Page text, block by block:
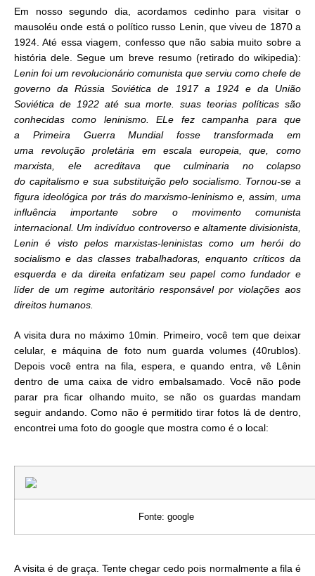
Em nosso segundo dia, acordamos cedinho para visitar o
mausoléu onde está o político russo Lenin, que viveu de 1870 a
1924. Até essa viagem, confesso que não sabia muito sobre a
história dele. Segue um breve resumo (retirado do wikipedia):
Lenin foi um revolucionário comunista que serviu como chefe de
governo da Rússia Soviética de 1917 a 1924 e da União
Soviética de 1922 até sua morte. suas teorias políticas são
conhecidas como leninismo. ELe fez campanha para que
a Primeira Guerra Mundial fosse transformada em
uma revolução proletária em escala europeia, que, como
marxista, ele acreditava que culminaria no colapso
do capitalismo e sua substituição pelo socialismo. Tornou-se a
figura ideológica por trás do marxismo-leninismo e, assim, uma
influência importante sobre o movimento comunista
internacional. Um indivíduo controverso e altamente divisionista,
Lenin é visto pelos marxistas-leninistas como um herói do
socialismo e das classes trabalhadoras, enquanto críticos da
esquerda e da direita enfatizam seu papel como fundador e
líder de um regime autoritário responsável por violações aos
direitos humanos.
A visita dura no máximo 10min. Primeiro, você tem que deixar
celular, e máquina de foto num guarda volumes (40rublos).
Depois você entra na fila, espera, e quando entra, vê Lênin
dentro de uma caixa de vidro embalsamado. Você não pode
parar pra ficar olhando muito, se não os guardas mandam
seguir andando. Como não é permitido tirar fotos lá de dentro,
encontrei uma foto do google que mostra como é o local:
Fonte: google
A visita é de graça. Tente chegar cedo pois normalmente a fila é